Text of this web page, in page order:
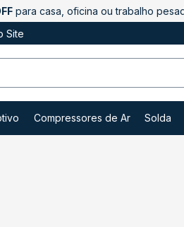
para casa, oficina ou trabalho
Site
Compressores de Ar Solda